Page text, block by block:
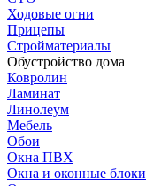
Ходовые огни
Прицепы
Стройматериалы
Обустройство дома
Ковролин
Ламинат
Линолеум
Мебель
Обои
Окна ПВХ
Окна и оконные блоки